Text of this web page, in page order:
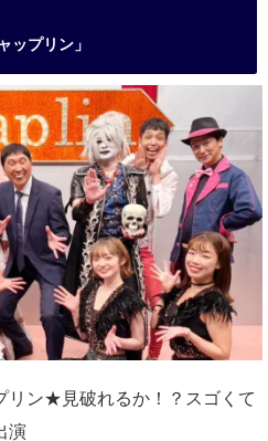
ップリン」
リン★見破れるか！？スゴくて
演